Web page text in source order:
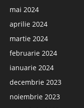
mai 2024
aprilie 2024
martie 2024
februarie 2024
ianuarie 2024
decembrie 2023
noiembrie 2023